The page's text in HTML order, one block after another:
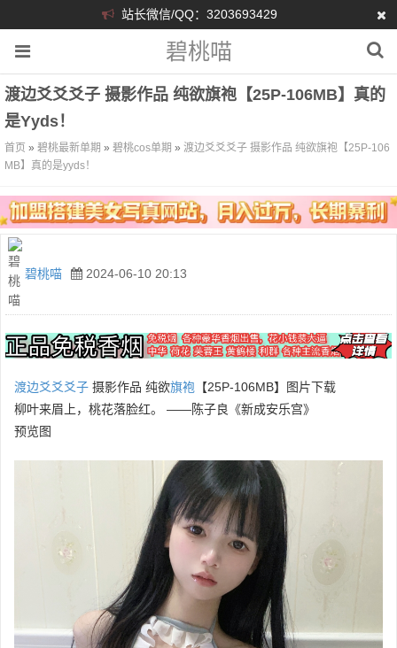
站长微信/QQ：3203693429
碧桃喵
渡边爻爻爻子 摄影作品 纯欲旗袍【25P-106MB】真的
是yyds！
首页 » 碧桃最新单期 » 碧桃cos单期 » 渡边爻爻爻子 摄影作品 纯欲旗袍【25P-106
MB】真的是yyds！
碧桃喵 2024-06-10 20:13
渡边爻爻爻子 摄影作品 纯欲旗袍 【25P-106MB】图片下载
柳叶来眉上，桃花落脸红。 ——陈子良《新成安乐宫》
预览图